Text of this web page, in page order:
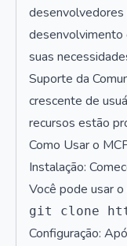
desenvolvedores
desenvolvimento
suas
Suporte da
crescente de
recursos estão
Como Usar o
Instalação:
Você pode usar o
Configuração: